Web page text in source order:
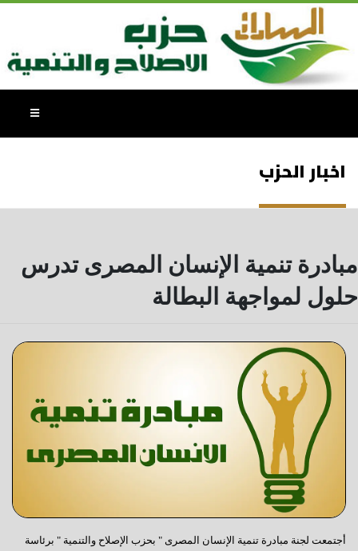
اخبار الحزب
مبادرة تنمية الإنسان المصرى تدرس
حلول لمواجهة البطالة
أجتمعت لجنة مبادرة تنمية الإنسان المصرى " بحزب الإصلاح والتنمية " برئاسة